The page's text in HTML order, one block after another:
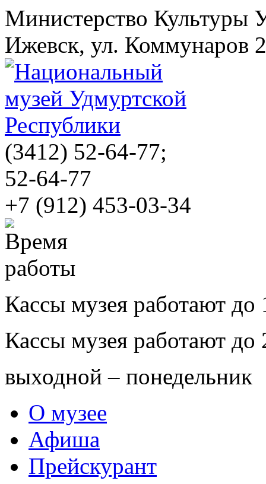
Министерство Культуры
Ижевск, ул. Коммунаров
(3412) 52-64-77;
52-64-77
+7 (912) 453-03-34
Кассы музея работают до
Кассы музея работают
выходной – понедельник
О музее
Афиша
Прейскурант